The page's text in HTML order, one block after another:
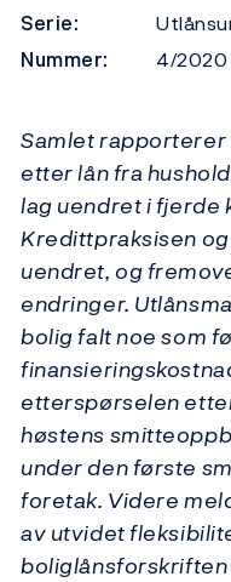
Serie:
Nummer:
4/2020
Samlet
etter lån fra
lag uendret i fjerde
Kredittpraksisen
uendret, og
endringer.
bolig falt noe som
etterspørselen
høstens
under den første
foretak. Videre
av utvidet